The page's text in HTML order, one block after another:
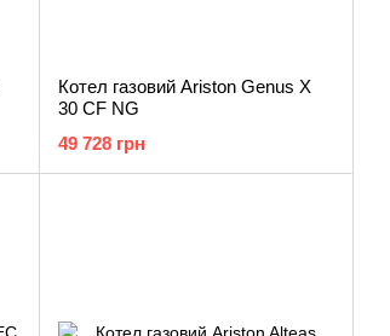
Котел газовий Ariston Genus X
30 CF NG
49 728 грн